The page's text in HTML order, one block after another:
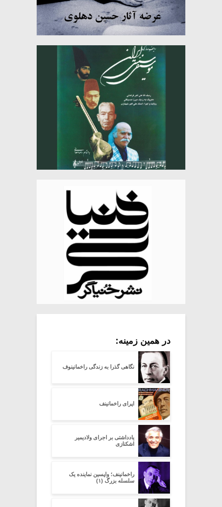
در همین زمینه:
نگاهی گذرا به زندگی راخمانینوف
اپرای راخمانینف
یادداشتى بر اجراى ولادیمیر
اشکنازى
راخمانینف؛ واپسین نماینده یک
سلسله بزرگ (۱)